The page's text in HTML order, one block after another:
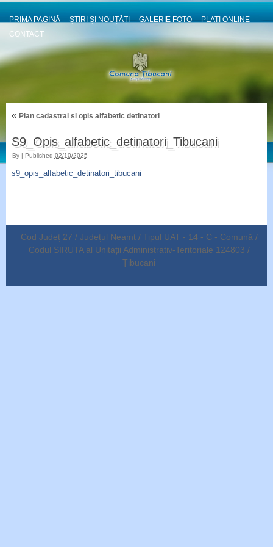
PRIMA PAGINĂ ȘTIRI ȘI NOUȚĂȚI GALERIE FOTO
PLATI ONLINE
CONTACT
«Plan cadastral si opis alfabetic detinatori
S9_Opis_alfabetic_detinatori_Tibucani
By | Published 02/10/2025
s9_opis_alfabetic_detinatori_tibucani
Cod Județ 27 / Județul Neamț / Tipul UAT - 14 - C - Comună /
Codul SIRUTA al Unitații Administrativ-Teritoriale 124803 /
Țibucani